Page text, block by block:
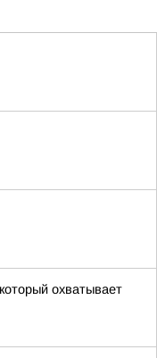
охватывает